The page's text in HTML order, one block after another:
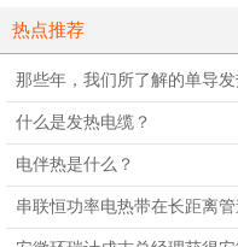
热点推荐
那些年，我们所了解的单导
什么是发热电缆？
电伴热是什么？
串联恒功率电热带在长距离